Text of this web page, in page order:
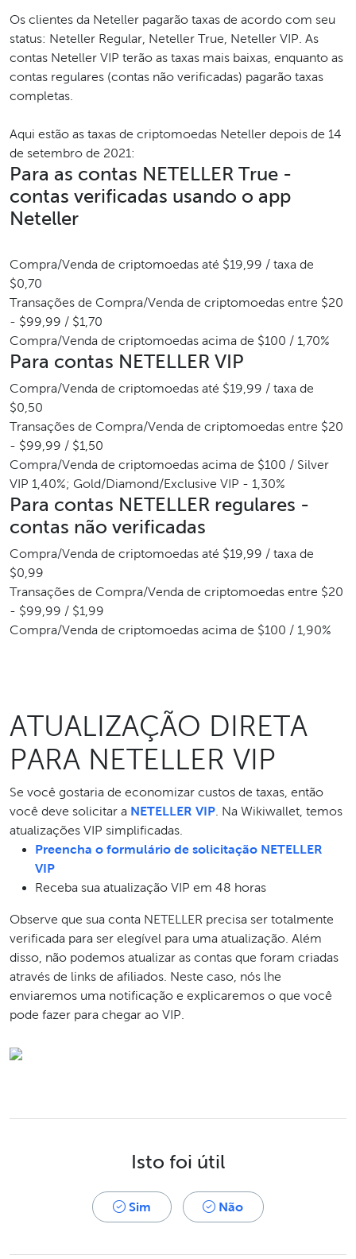
Os clientes da Neteller pagarão taxas de acordo com seu
status: Neteller Regular, Neteller True, Neteller VIP. As
contas Neteller VIP terão as taxas mais baixas, enquanto as
contas regulares (contas não verificadas) pagarão taxas
completas.
Aqui estão as taxas de criptomoedas Neteller depois de 14
de setembro de 2021:
Para as contas NETELLER True -
contas verificadas usando o app
Neteller
Compra/Venda de criptomoedas até $19,99 / taxa de
$0,70
Transações de Compra/Venda de criptomoedas entre $20
- $99,99 / $1,70
Compra/Venda de criptomoedas acima de $100 / 1,70%
Para contas NETELLER VIP
Compra/Venda de criptomoedas até $19,99 / taxa de
$0,50
Transações de Compra/Venda de criptomoedas entre $20
- $99,99 / $1,50
Compra/Venda de criptomoedas acima de $100 / Silver
VIP 1,40%; Gold/Diamond/Exclusive VIP - 1,30%
Para contas NETELLER regulares -
contas não verificadas
Compra/Venda de criptomoedas até $19,99 / taxa de
$0,99
Transações de Compra/Venda de criptomoedas entre $20
- $99,99 / $1,99
Compra/Venda de criptomoedas acima de $100 / 1,90%
ATUALIZAÇÃO DIRETA
PARA NETELLER VIP
Se você gostaria de economizar custos de taxas, então
você deve solicitar a NETELLER VIP . Na Wikiwallet, temos
atualizações VIP simplificadas.
Preencha o formulário de solicitação NETELLER
VIP
Receba sua atualização VIP em 48 horas
Observe que sua conta NETELLER precisa ser totalmente
verificada para ser elegível para uma atualização. Além
disso, não podemos atualizar as contas que foram criadas
através de links de afiliados. Neste caso, nós lhe
enviaremos uma notificação e explicaremos o que você
pode fazer para chegar ao VIP.
Isto foi útil
Sim Não